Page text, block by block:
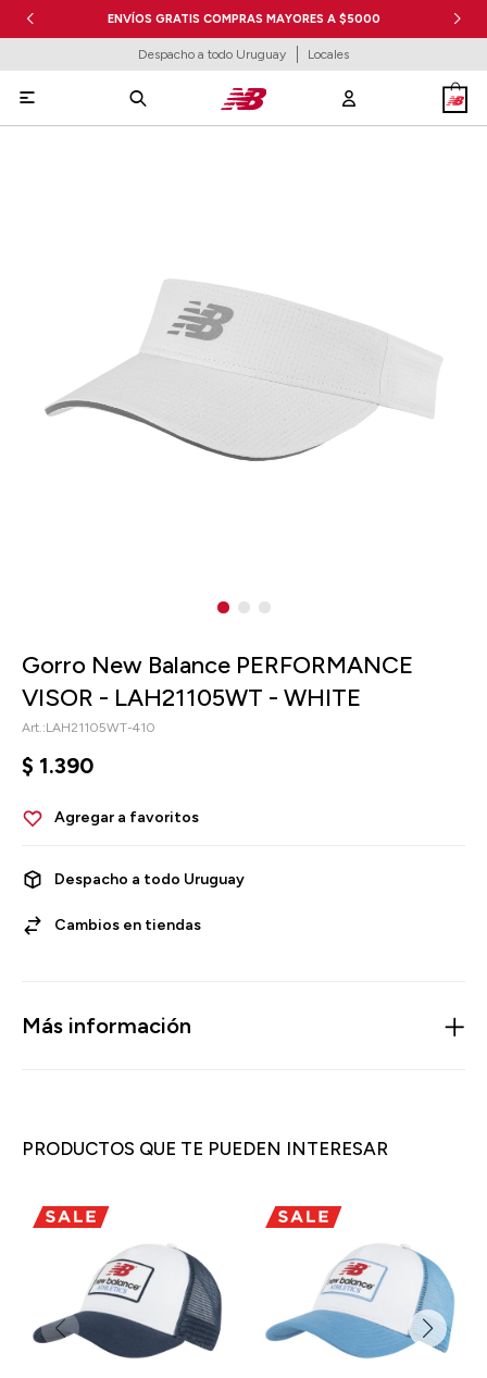
ENVÍOS GRATIS COMPRAS MAYORES A $5000
Despacho a todo Uruguay Locales

Gorro New Balance PERFORMANCE
VISOR - LAH21105WT - WHITE
LAH21105WT-410
$ 1.390
Despacho a todo Uruguay
Cambios en tiendas
Más información
PRODUCTOS QUE TE PUEDEN INTERESAR